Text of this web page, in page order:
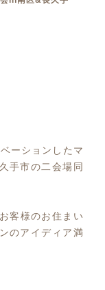
ーションしたマ
手市の二会場同
客様のお住まい
のアイディア満